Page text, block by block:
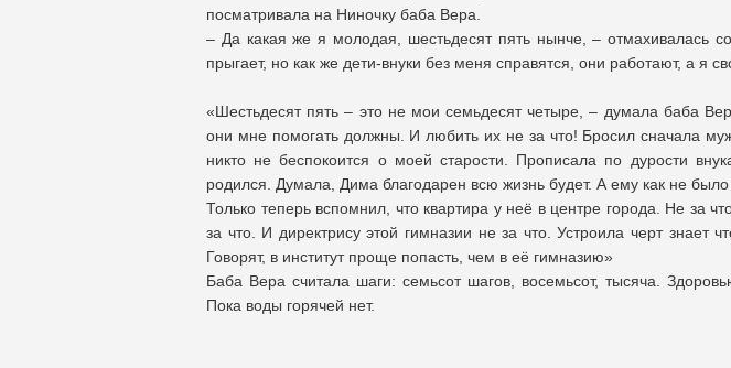
посматривала на Ниночку баба Вера.
– Да какая же я молодая, шестьдесят пять нынче, – отмахивалась
прыгает, но как же дети-внуки без меня справятся, они работают, а я
«Шестьдесят пять – это не мои семьдесят четыре, – думала баба
они мне помогать должны. И любить их не за что! Бросил сначала
никто не беспокоится о моей старости. Прописала по дурости
родился. Думала, Дима благодарен всю жизнь будет. А ему как не было
Только теперь вспомнил, что квартира у неё в центре города. Не за
за что. И директрису этой гимназии не за что. Устроила черт знает
Говорят, в институт проще попасть, чем в её гимназию»
Баба Вера считала шаги: семьсот шагов, восемьсот, тысяча.
Пока воды горячей нет.